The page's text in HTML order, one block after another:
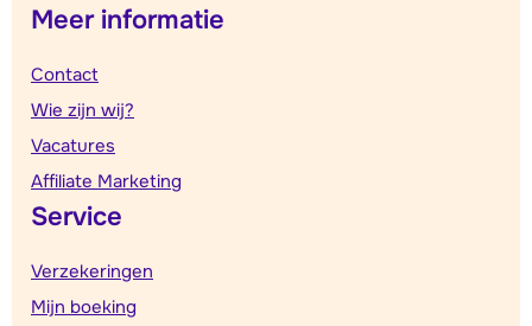
Meer informatie
Contact
Wie zijn wij?
Vacatures
Affiliate Marketing
Service
Verzekeringen
Mijn boeking